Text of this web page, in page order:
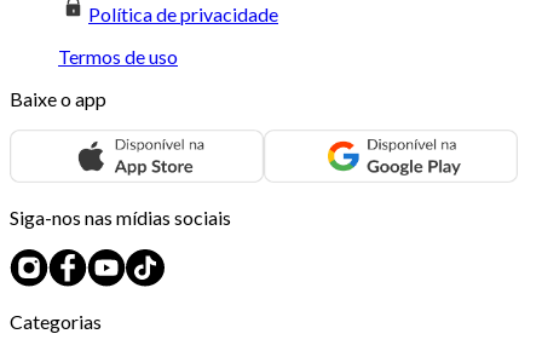
Política de privacidade
Termos de uso
Baixe o app
Siga-nos nas mídias sociais
Categorias